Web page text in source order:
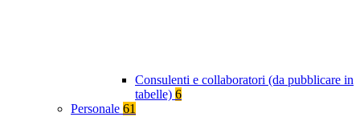
Consulenti e collaboratori (da pubblicare in
tabelle) 6
Personale 61